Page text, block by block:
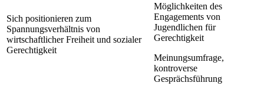
Sich positionieren zum
Spannungsverhältnis von
wirtschaftlicher Freiheit und sozialer
Gerechtigkeit
Möglichkeiten des
Engagements von
Jugendlichen für
Gerechtigkeit
Meinungsumfrage,
kontroverse
Gesprächsführung